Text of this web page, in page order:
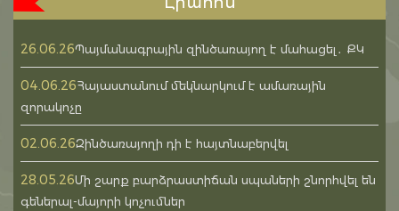
26.06.26Պայմանագրային զինծառայող է մահացել․ ՔԿ
04.06.26Հայաստանում մեկնարկում է ամառային
զորակոչը
02.06.26Զինծառայողի դի է հայտնաբերվել
28.05.26Մի շարք բարձրաստիճան սպաների շնորհվել են
գեներալ-մայորի կոչումներ